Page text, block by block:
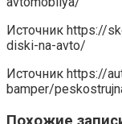
Источник https://
diski-na-avto/
Источник https://
bamper/